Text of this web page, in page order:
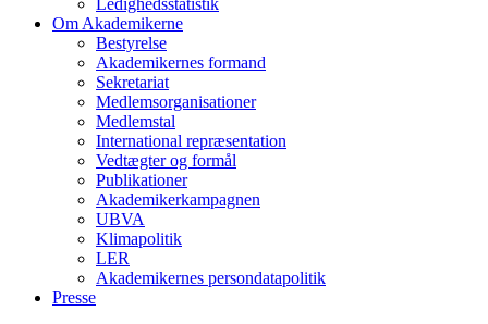
Ledighedsstatistik
Om Akademikerne
Bestyrelse
Akademikernes formand
Sekretariat
Medlemsorganisationer
Medlemstal
International repræsentation
Vedtægter og formål
Publikationer
Akademikerkampagnen
UBVA
Klimapolitik
LER
Akademikernes persondatapolitik
Presse